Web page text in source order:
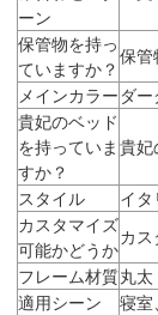
ーン
保管物を持っ
ていますか？
保管
メインカラー ダ
貴妃のベッド
を持っていま
すか？
貴妃
スタイル
イタ
カスタマイズ
可能かどうか
カ
フレーム材質丸太
適用シーン
寝室